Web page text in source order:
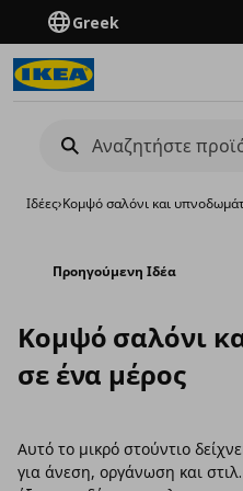
Greek
Ιδέες›Κομψό σαλόνι και
Προηγούμενη Ιδέα
Κομψό σαλόνι
σε ένα μέρος
Αυτό το μικρό στούντιο
για άνεση, οργάνωση και